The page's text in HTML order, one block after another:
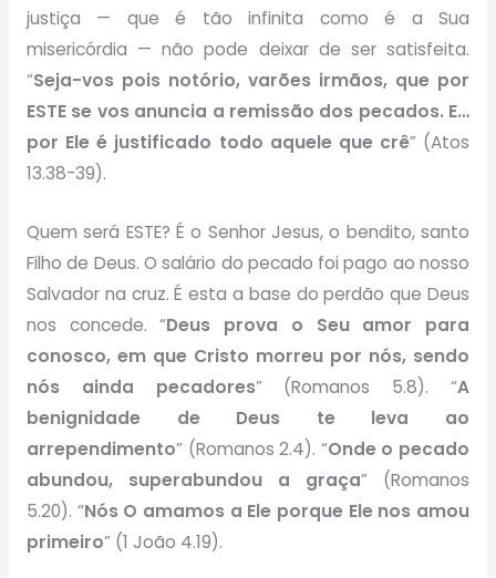
justiça — que é tão infinita como é a Sua
misericórdia — não pode deixar de ser satisfeita.
“Seja-vos pois notório, varões irmãos, que por
ESTE se vos anuncia a remissão dos pecados. E…
por Ele é justificado todo aquele que crê” (Atos
13.38-39).
Quem será ESTE? É o Senhor Jesus, o bendito, santo
Filho de Deus. O salário do pecado foi pago ao nosso
Salvador na cruz. É esta a base do perdão que Deus
nos concede. “Deus prova o Seu amor para
conosco, em que Cristo morreu por nós, sendo
nós ainda pecadores” (Romanos 5.8). “A
benignidade de Deus te leva ao
arrependimento” (Romanos 2.4). “Onde o pecado
abundou, superabundou a graça” (Romanos
5.20). “Nós O amamos a Ele porque Ele nos amou
primeiro” (1 João 4.19).